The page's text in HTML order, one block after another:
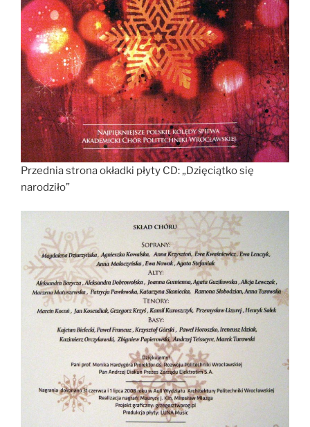
Przednia strona okładki płyty CD: „Dzięciątko się
narodziło”